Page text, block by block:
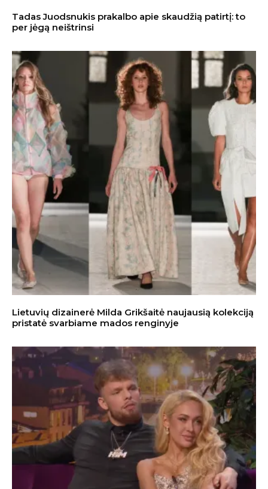
Tadas Juodsnukis prakalbo apie skaudžią patirtį: to
per jėgą neištrinsi
Lietuvių dizainerė Milda Grikšaitė naujausią kolekciją
pristatė svarbiame mados renginyje